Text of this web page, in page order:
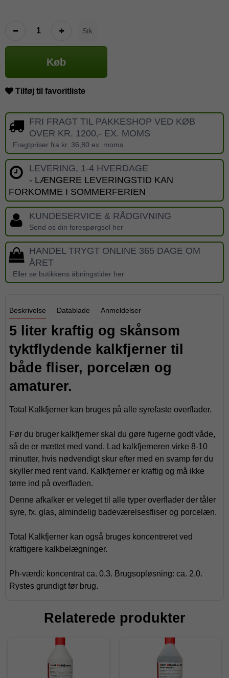
Stk.
Køb
Tilføj til favoritliste
FRI FRAGT TIL PAKKESHOP VED KØB
OVER KR. 1200,- EX. MOMS
Fragtpriser fra kr. 36,80 ex. moms
LEVERING, 1-4 HVERDAGE
- LÆNGERE LEVERINGSTID KAN
FORKOMME I SOMMERFERIEN
KUNDESERVICE & RÅDGIVNING
Send os din forespørgsel her
HANDEL TRYGT ONLINE 365 DAGE OM
ÅRET
Eller se butikkens åbningstider her
Beskrivelse Datablade Anmeldelser
5 liter kraftig og skånsom
tyktflydende kalkfjerner til
både fliser, porcelæn og
amaturer.
Total Kalkfjerner kan bruges på alle syrefaste overflader.
Før du bruger kalkfjerner skal du gøre fugerne godt våde,
så de er mættet med vand. Lad kalkfjerneren virke 8-10
minutter, hvis nødvendigt skur efter med en svamp før du
skyller med rent vand. Kalkfjerner er kraftig og må ikke
tørre ind på overfladen.
Denne afkalker er veleget til alle typer overflader der tåler
syre, fx. glas, almindelig badeværelsesfliser og porcelæn.
Total Kalkfjerner kan også bruges koncentreret ved
kraftigere kalkbelægninger.
Ph-værdi: koncentrat ca. 0,3. Brugsopløsning: ca. 2,0.
Rystes grundigt før brug.
Relaterede produkter